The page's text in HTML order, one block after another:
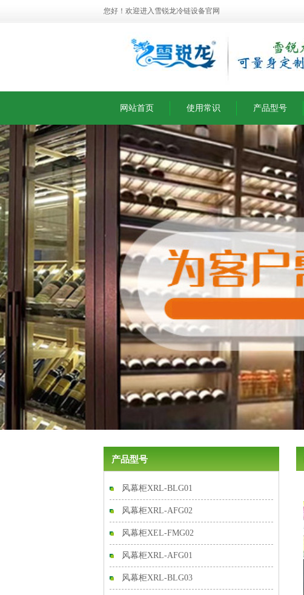
您好！欢迎进入雪锐龙冷链设备官网
网站首页 使用常识 产品型号
产品型号
风幕柜XRL-BLG01
风幕柜XRL-AFG02
风幕柜XEL-FMG02
风幕柜XRL-AFG01
风幕柜XRL-BLG03